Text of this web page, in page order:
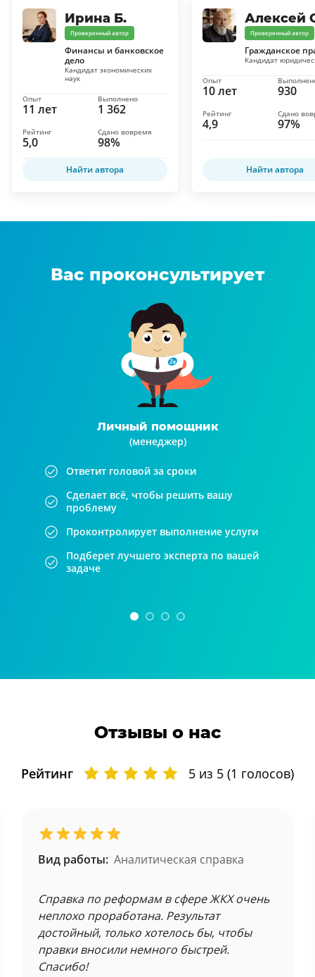
Ирина Б.
Проверенный автор
Финансы и банковское
дело
Кандидат экономических
наук
11 лет
Опыт
1 362
Выполнено
5,0
Рейтинг
98%
Сдано вовремя
Найти автора
Алексей
Проверенный автор
Гражданское
Кандидат
10 лет
Опыт
930
4,9
Рейтинг
97%
Сдано
Найти автора
Вас проконсультирует
Личный помощник
(менеджер)
Ответит головой за сроки
Сделает всё, чтобы решить вашу
проблему
Проконтролирует выполнение услуги
Подберет лучшего эксперта по вашей
задаче
Отзывы о нас
Рейтинг 5 из 5 (1 голосов)
Вид работы: Аналитическая справка
Справка по реформам в сфере ЖКХ очень
неплохо проработана. Результат
достойный, только хотелось бы, чтобы
правки вносили немного быстрей.
Спасибо!